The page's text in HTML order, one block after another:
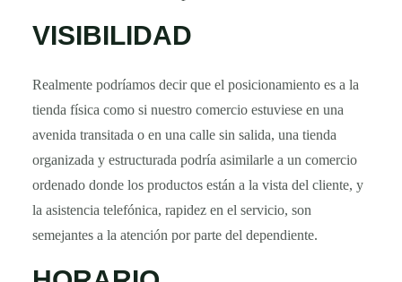
VISIBILIDAD
Realmente podríamos decir que el posicionamiento es a la
tienda física como si nuestro comercio estuviese en una
avenida transitada o en una calle sin salida, una tienda
organizada y estructurada podría asimilarle a un comercio
ordenado donde los productos están a la vista del cliente, y
la asistencia telefónica, rapidez en el servicio, son
semejantes a la atención por parte del dependiente.